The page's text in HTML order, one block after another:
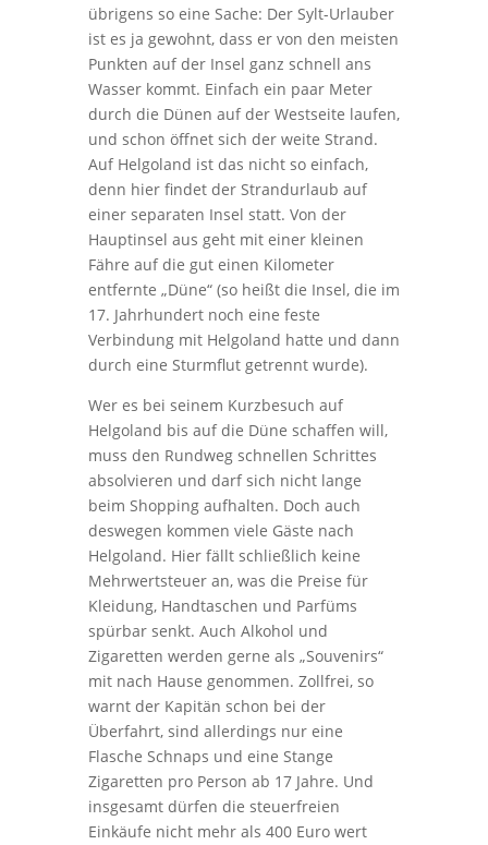
übrigens so eine Sache: Der Sylt-Urlauber
ist es ja gewohnt, dass er von den meisten
Punkten auf der Insel ganz schnell ans
Wasser kommt. Einfach ein paar Meter
durch die Dünen auf der Westseite laufen,
und schon öffnet sich der weite Strand.
Auf Helgoland ist das nicht so einfach,
denn hier findet der Strandurlaub auf
einer separaten Insel statt. Von der
Hauptinsel aus geht mit einer kleinen
Fähre auf die gut einen Kilometer
entfernte „Düne“ (so heißt die Insel, die im
17. Jahrhundert noch eine feste
Verbindung mit Helgoland hatte und dann
durch eine Sturmflut getrennt wurde).
Wer es bei seinem Kurzbesuch auf
Helgoland bis auf die Düne schaffen will,
muss den Rundweg schnellen Schrittes
absolvieren und darf sich nicht lange
beim Shopping aufhalten. Doch auch
deswegen kommen viele Gäste nach
Helgoland. Hier fällt schließlich keine
Mehrwertsteuer an, was die Preise für
Kleidung, Handtaschen und Parfüms
spürbar senkt. Auch Alkohol und
Zigaretten werden gerne als „Souvenirs“
mit nach Hause genommen. Zollfrei, so
warnt der Kapitän schon bei der
Überfahrt, sind allerdings nur eine
Flasche Schnaps und eine Stange
Zigaretten pro Person ab 17 Jahre. Und
insgesamt dürfen die steuerfreien
Einkäufe nicht mehr als 400 Euro wert